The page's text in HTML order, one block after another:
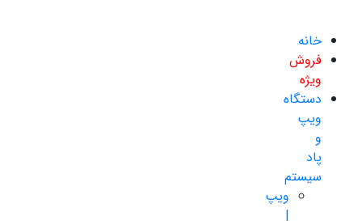
خانه
فروش
ویژه
دستگاه
ویپ
و
پاد
سیستم
ویپ
|